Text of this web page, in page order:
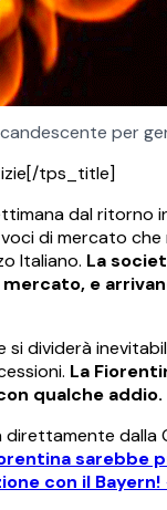
per
tps_title]
dal ritorno
di mercato che
Italiano. La
e
si dividerà
La
qualche addio.
direttamente dalla
sarebbe
con il Bayern!